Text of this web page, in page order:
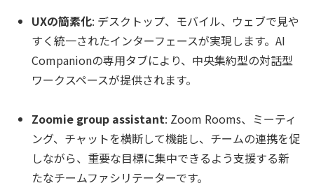
UXの簡素化: デスクトップ、モバイル、ウェブで見や
すく統一されたインターフェースが実現します。AI
Companionの専用タブにより、中央集約型の対話型
ワークスペースが提供されます。
Zoomie group assistant: Zoom Rooms、ミーティ
ング、チャットを横断して機能し、チームの連携を促
しながら、重要な目標に集中できるよう支援する新
たなチームファシリテーターです。